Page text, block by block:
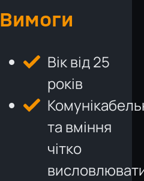
Вимоги
Вік від 25
років
та вміння
чітко